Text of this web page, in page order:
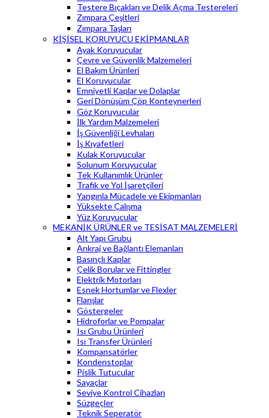
Testere Bıçakları ve Delik Açma Testereleri
Zımpara Çeşitleri
Zımpara Taşları
KİŞİSEL KORUYUCU EKİPMANLAR
Ayak Koruyucular
Çevre ve Güvenlik Malzemeleri
El Bakım Ürünleri
El Koruyucular
Emniyetli Kaplar ve Dolaplar
Geri Dönüşüm Çöp Konteynerleri
Göz Koruyucular
İlk Yardım Malzemeleri
İş Güvenliği Levhaları
İş Kıyafetleri
Kulak Koruyucular
Solunum Koruyucular
Tek Kullanımlık Ürünler
Trafik ve Yol İşaretçileri
Yangınla Mücadele ve Ekipmanları
Yüksekte Çalışma
Yüz Koruyucular
MEKANİK ÜRÜNLER ve TESİSAT MALZEMELERİ
Alt Yapı Grubu
Ankraj ve Bağlantı Elemanları
Basınçlı Kaplar
Çelik Borular ve Fittingler
Elektrik Motorları
Esnek Hortumlar ve Flexler
Flanşlar
Göstergeler
Hidroforlar ve Pompalar
Isı Grubu Ürünleri
Isı Transfer Ürünleri
Kompansatörler
Kondenstoplar
Pislik Tutucular
Sayaçlar
Seviye Kontrol Cihazları
Süzgeçler
Teknik Seperatör